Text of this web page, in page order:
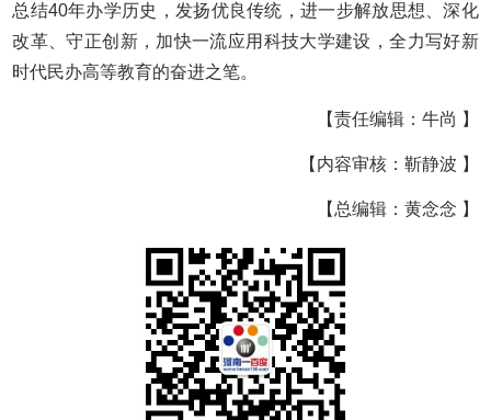
总结40年办学历史，发扬优良传统，进一步解放思想、深化
改革、守正创新，加快一流应用科技大学建设，全力写好新
时代民办高等教育的奋进之笔。
【责任编辑：牛尚 】
【内容审核：靳静波 】
【总编辑：黄念念 】